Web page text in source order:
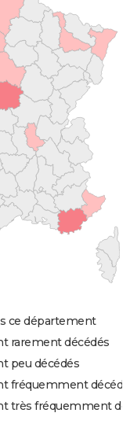
ce département
rarement décédés
peu décédés
fréquemment
très fréquemment